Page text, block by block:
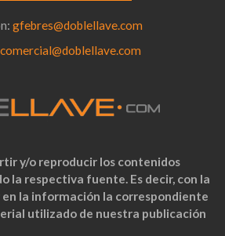
gfebres@doblellave.com
comercial@doblellave.com
y/o reproducir los contenidos
la respectiva fuente. Es decir, con la
la información la correspondiente
utilizado de nuestra publicación